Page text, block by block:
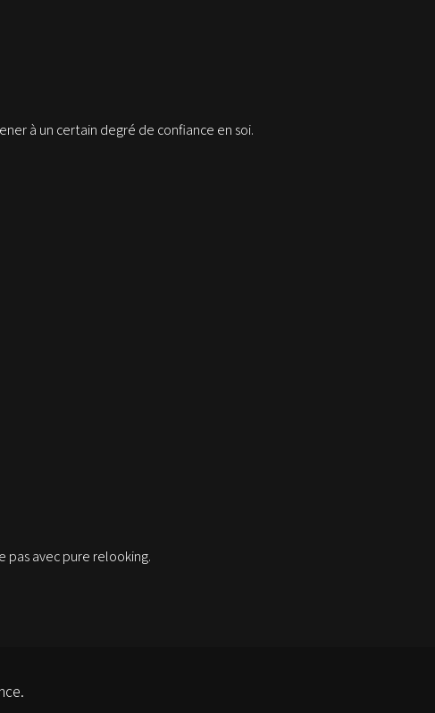
à un certain degré de confiance en soi.
pas avec pure relooking.